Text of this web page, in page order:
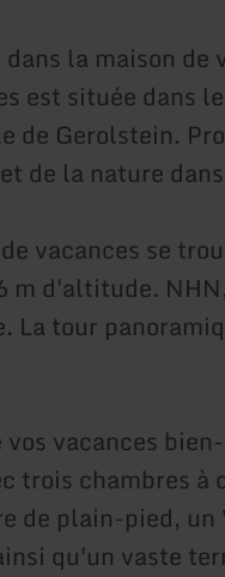
la maison
est située dans
de Gerolstein.
de la nature
vacances se
m d'altitude.
La tour
vos vacances
trois chambres à
de plain-pied, un
qu'un vaste